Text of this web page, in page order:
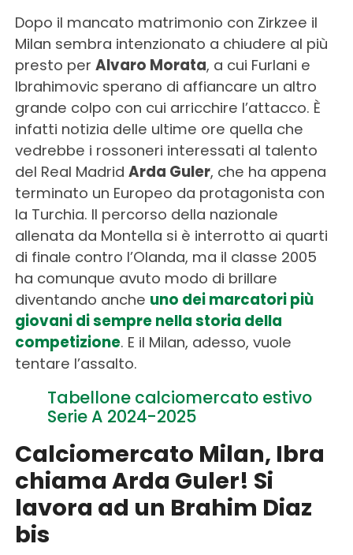
Dopo il mancato matrimonio con Zirkzee il
Milan sembra intenzionato a chiudere al più
presto per Alvaro Morata, a cui Furlani e
Ibrahimovic sperano di affiancare un altro
grande colpo con cui arricchire l’attacco. È
infatti notizia delle ultime ore quella che
vedrebbe i rossoneri interessati al talento
del Real Madrid Arda Guler, che ha appena
terminato un Europeo da protagonista con
la Turchia. Il percorso della nazionale
allenata da Montella si è interrotto ai quarti
di finale contro l’Olanda, ma il classe 2005
ha comunque avuto modo di brillare
diventando anche uno dei marcatori più
giovani di sempre nella storia della
competizione. E il Milan, adesso, vuole
tentare l’assalto.
Tabellone calciomercato estivo
Serie A 2024-2025
Calciomercato Milan, Ibra
chiama Arda Guler! Si
lavora ad un Brahim Diaz
bis